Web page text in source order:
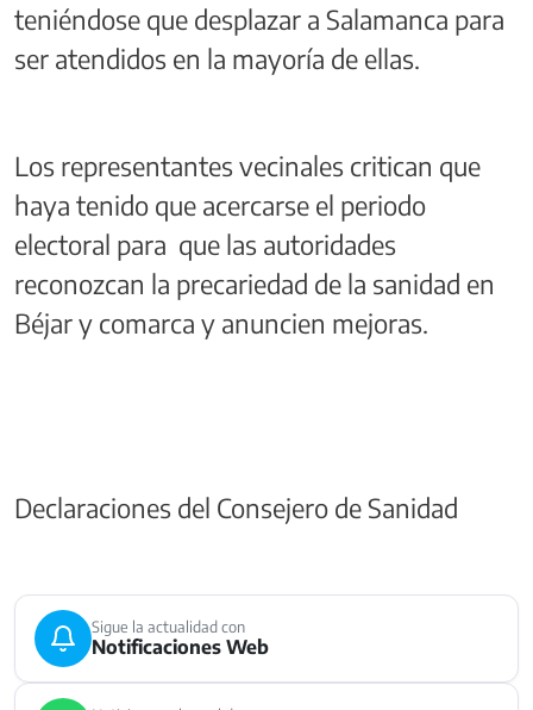
teniéndose que desplazar a Salamanca para
ser atendidos en la mayoría de ellas.
Los representantes vecinales critican que
haya tenido que acercarse el periodo
electoral para que las autoridades
reconozcan la precariedad de la sanidad en
Béjar y comarca y anuncien mejoras.
Declaraciones del Consejero de Sanidad
Sigue la actualidad con
Notificaciones Web